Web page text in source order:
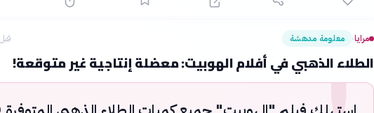
مرايا› معلومة مدهشة قبل 4
الطلاء الذهبي في أفلام الهوبيت: معضلة إنتاجية غير متوقعة!